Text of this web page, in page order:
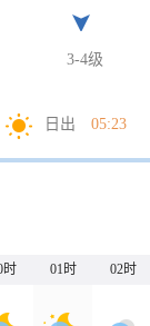
3-4级
日出 05:23
时 01时 02时